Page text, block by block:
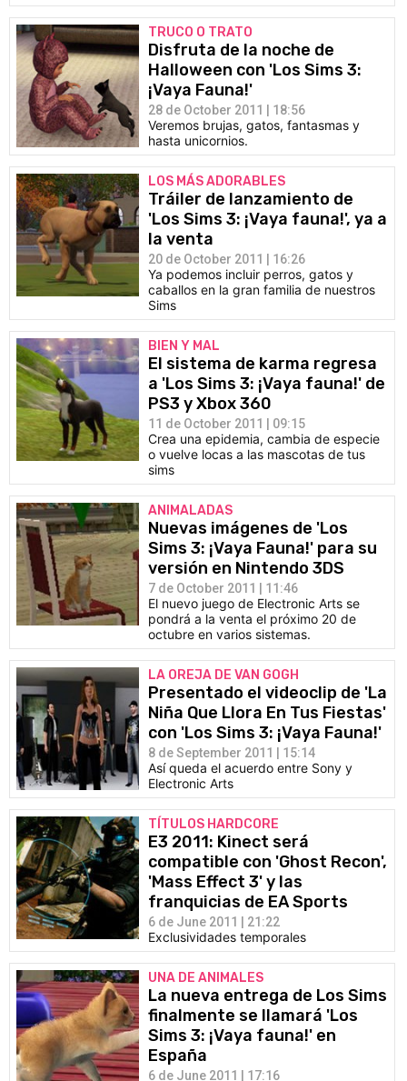
TRUCO O TRATO
Disfruta de la noche de
Halloween con 'Los Sims 3:
¡Vaya Fauna!'
28 de October 2011 | 18:56
Veremos brujas, gatos, fantasmas y
hasta unicornios.
LOS MÁS ADORABLES
Tráiler de lanzamiento de
'Los Sims 3: ¡Vaya fauna!', ya a
la venta
20 de October 2011 | 16:26
Ya podemos incluir perros, gatos y
caballos en la gran familia de nuestros
Sims
BIEN Y MAL
El sistema de karma regresa
a 'Los Sims 3: ¡Vaya fauna!' de
PS3 y Xbox 360
11 de October 2011 | 09:15
Crea una epidemia, cambia de especie
o vuelve locas a las mascotas de tus
sims
ANIMALADAS
Nuevas imágenes de 'Los
Sims 3: ¡Vaya Fauna!' para su
versión en Nintendo 3DS
7 de October 2011 | 11:46
El nuevo juego de Electronic Arts se
pondrá a la venta el próximo 20 de
octubre en varios sistemas.
LA OREJA DE VAN GOGH
Presentado el videoclip de 'La
Niña Que Llora En Tus Fiestas'
con 'Los Sims 3: ¡Vaya Fauna!'
8 de September 2011 | 15:14
Así queda el acuerdo entre Sony y
Electronic Arts
TÍTULOS HARDCORE
E3 2011: Kinect será
compatible con 'Ghost Recon',
'Mass Effect 3' y las
franquicias de EA Sports
6 de June 2011 | 21:22
Exclusividades temporales
UNA DE ANIMALES
La nueva entrega de Los Sims
finalmente se llamará 'Los
Sims 3: ¡Vaya fauna!' en
España
6 de June 2011 | 17:16